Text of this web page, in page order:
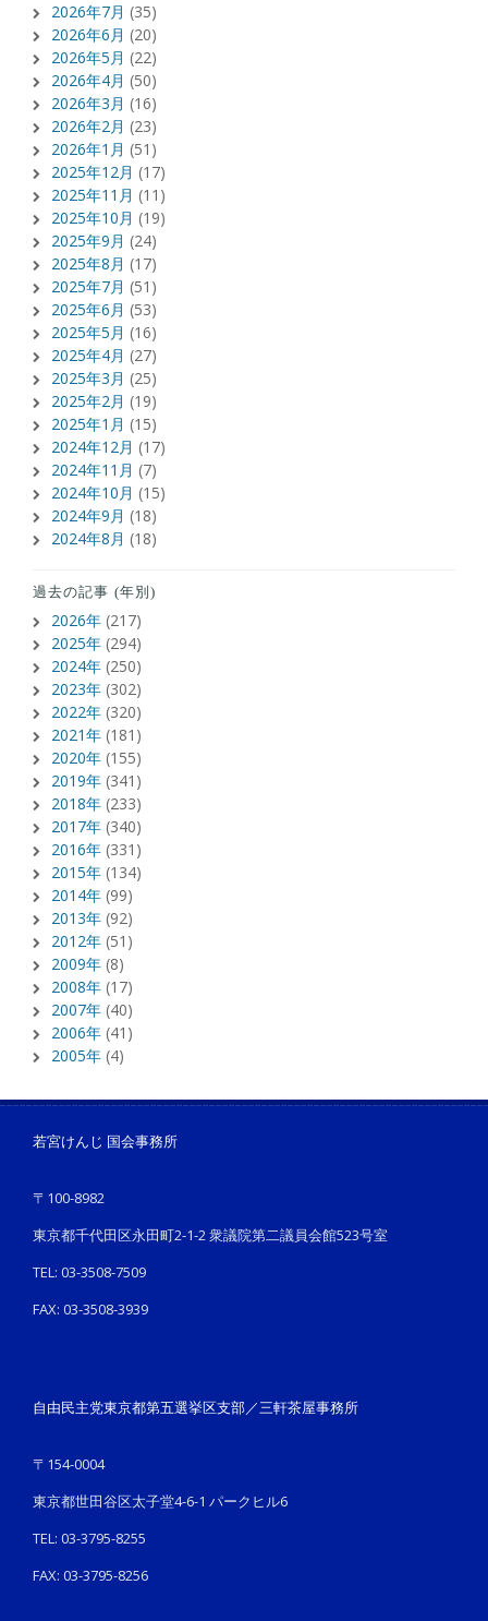
2026年7月 (35)
2026年6月 (20)
2026年5月 (22)
2026年4月 (50)
2026年3月 (16)
2026年2月 (23)
2026年1月 (51)
2025年12月 (17)
2025年11月 (11)
2025年10月 (19)
2025年9月 (24)
2025年8月 (17)
2025年7月 (51)
2025年6月 (53)
2025年5月 (16)
2025年4月 (27)
2025年3月 (25)
2025年2月 (19)
2025年1月 (15)
2024年12月 (17)
2024年11月 (7)
2024年10月 (15)
2024年9月 (18)
2024年8月 (18)
過去の記事 (年別)
2026年 (217)
2025年 (294)
2024年 (250)
2023年 (302)
2022年 (320)
2021年 (181)
2020年 (155)
2019年 (341)
2018年 (233)
2017年 (340)
2016年 (331)
2015年 (134)
2014年 (99)
2013年 (92)
2012年 (51)
2009年 (8)
2008年 (17)
2007年 (40)
2006年 (41)
2005年 (4)
若宮けんじ 国会事務所
〒100-8982
東京都千代田区永田町2-1-2 衆議院第二議員会館523号室
TEL: 03-3508-7509
FAX: 03-3508-3939
自由民主党東京都第五選挙区支部／三軒茶屋事務所
〒154-0004
東京都世田谷区太子堂4-6-1 パークヒル6
TEL: 03-3795-8255
FAX: 03-3795-8256